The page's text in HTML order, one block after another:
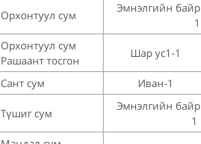
Орхонтуул сум
Эмнэлгийн байр
1
Орхонтуул сум
Рашаант тосгон
Шар ус1-1
Сант сум Иван-1
Түшиг сум
Эмнэлгийн байр
1